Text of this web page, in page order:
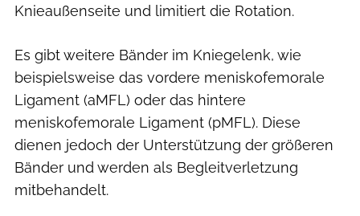
Knieaußenseite und limitiert die Rotation.
Es gibt weitere Bänder im Kniegelenk, wie
beispielsweise das vordere meniskofemorale
Ligament (aMFL) oder das hintere
meniskofemorale Ligament (pMFL). Diese
dienen jedoch der Unterstützung der größeren
Bänder und werden als Begleitverletzung
mitbehandelt.